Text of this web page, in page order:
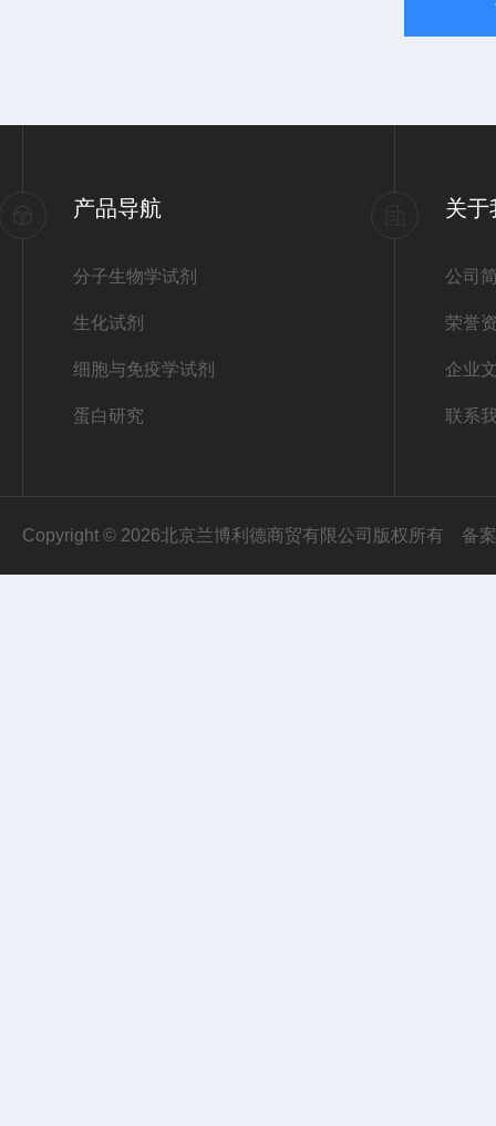
产品导航
分子生物学试剂
生化试剂
细胞与免疫学试剂
蛋白研究
关于
公司
荣誉
企业
联系
Copyright © 2026北京兰博利德商贸有限公司版权所有 备